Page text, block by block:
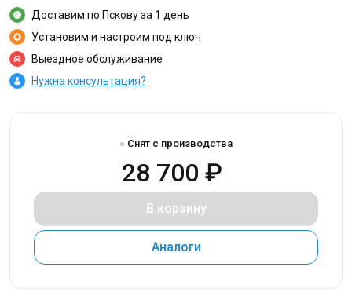
Доставим по Пскову за 1 день
Установим и настроим под ключ
Выездное обслуживание
Нужна консультация?
Снят с производства
28 700 ₽
В корзину
Аналоги